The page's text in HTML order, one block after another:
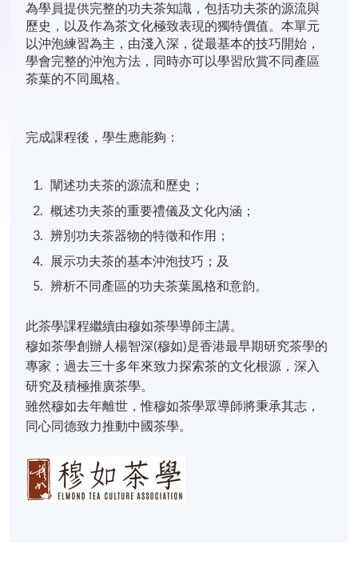
為學員提供完整的功夫茶知識，包括功夫茶的源流與
歷史，以及作為茶文化極致表現的獨特價值。本單元
以沖泡練習為主，由淺入深，從最基本的技巧開始，
學會完整的沖泡方法，同時亦可以學習欣賞不同產區
茶葉的不同風格。
完成課程後，學生應能夠：
闡述功夫茶的源流和歷史；
概述功夫茶的重要禮儀及文化內涵；
辨別功夫茶器物的特徵和作用；
展示功夫茶的基本沖泡技巧；及
辨析不同產區的功夫茶葉風格和意韵。
此茶學課程繼續由穆如茶學導師主講。
穆如茶學創辦人楊智深(穆如)是香港最早期研究茶學的
專家；過去三十多年來致力探索茶的文化根源，深入
研究及積極推廣茶學。
​雖然穆如去年離世，惟穆如茶學眾導師將秉承其志，
同心同德致力推動中國茶學。